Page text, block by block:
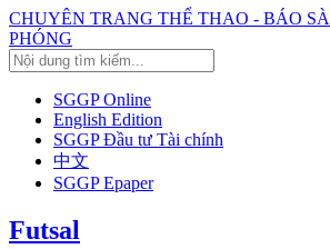
CHUYÊN TRANG THỂ THAO - BÁO
PHÓNG
SGGP Online
English Edition
SGGP Đầu tư Tài chính
中文
SGGP Epaper
Futsal